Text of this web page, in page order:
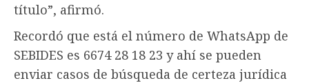
título”, afirmó.
Recordó que está el número de WhatsApp de
SEBIDES es 6674 28 18 23 y ahí se pueden
enviar casos de búsqueda de certeza jurídica